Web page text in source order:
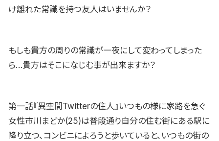
け離れた常識を持つ友人はいませんか？
もしも貴方の周りの常識が一夜にして変わってしまった
ら…貴方はそこになじむ事が出来ますか？
第一話『異空間Twitterの住人』いつもの様に家路を急ぐ
女性市川まどか(25)は普段通り自分の住む街にある駅に
降り立つ、コンビニによろうと歩いていると、いつもの街の